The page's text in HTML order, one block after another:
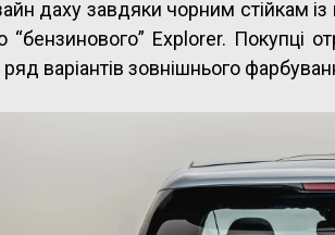
даху завдяки чорним стійкам із
“бензинового” Explorer. Покупці
варіантів зовнішнього